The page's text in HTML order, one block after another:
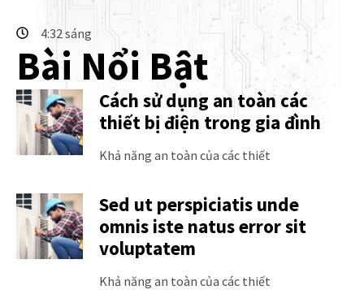
4:32 sáng
Bài Nổi Bật
Cách sử dụng an toàn các
thiết bị điện trong gia đình
Khả năng an toàn của các thiết
Sed ut perspiciatis unde
omnis iste natus error sit
voluptatem
Khả năng an toàn của các thiết